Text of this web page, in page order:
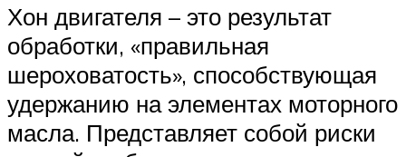
Хон двигателя – это результат
обработки, «правильная
шероховатость», способствующая
удержанию на элементах моторного
масла. Представляет собой риски